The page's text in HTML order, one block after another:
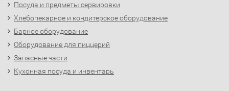
Посуда и предметы сервировки
Хлебопекарное и кондитерское оборудование
Барное оборудование
Оборудование для пиццерий
Запасные части
Кухонная посуда и инвентарь